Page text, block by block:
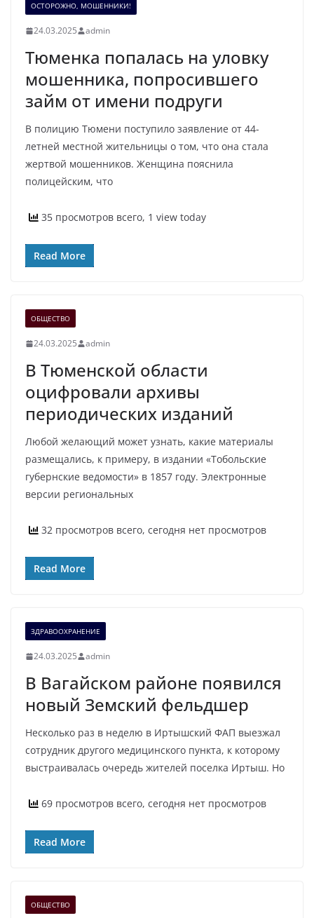
ОСТОРОЖНО, МОШЕННИКИ!
24.03.2025 admin
Тюменка попалась на уловку
мошенника, попросившего
займ от имени подруги
В полицию Тюмени поступило заявление от 44-
летней местной жительницы о том, что она стала
жертвой мошенников. Женщина пояснила
полицейским, что
35 просмотров всего, 1 view today
Read More
ОБЩЕСТВО
24.03.2025 admin
В Тюменской области
оцифровали архивы
периодических изданий
Любой желающий может узнать, какие материалы
размещались, к примеру, в издании «Тобольские
губернские ведомости» в 1857 году. Электронные
версии региональных
32 просмотров всего, сегодня нет просмотров
Read More
ЗДРАВООХРАНЕНИЕ
24.03.2025 admin
В Вагайском районе появился
новый Земский фельдшер
Несколько раз в неделю в Иртышский ФАП выезжал
сотрудник другого медицинского пункта, к которому
выстраивалась очередь жителей поселка Иртыш. Но
69 просмотров всего, сегодня нет просмотров
Read More
ОБЩЕСТВО